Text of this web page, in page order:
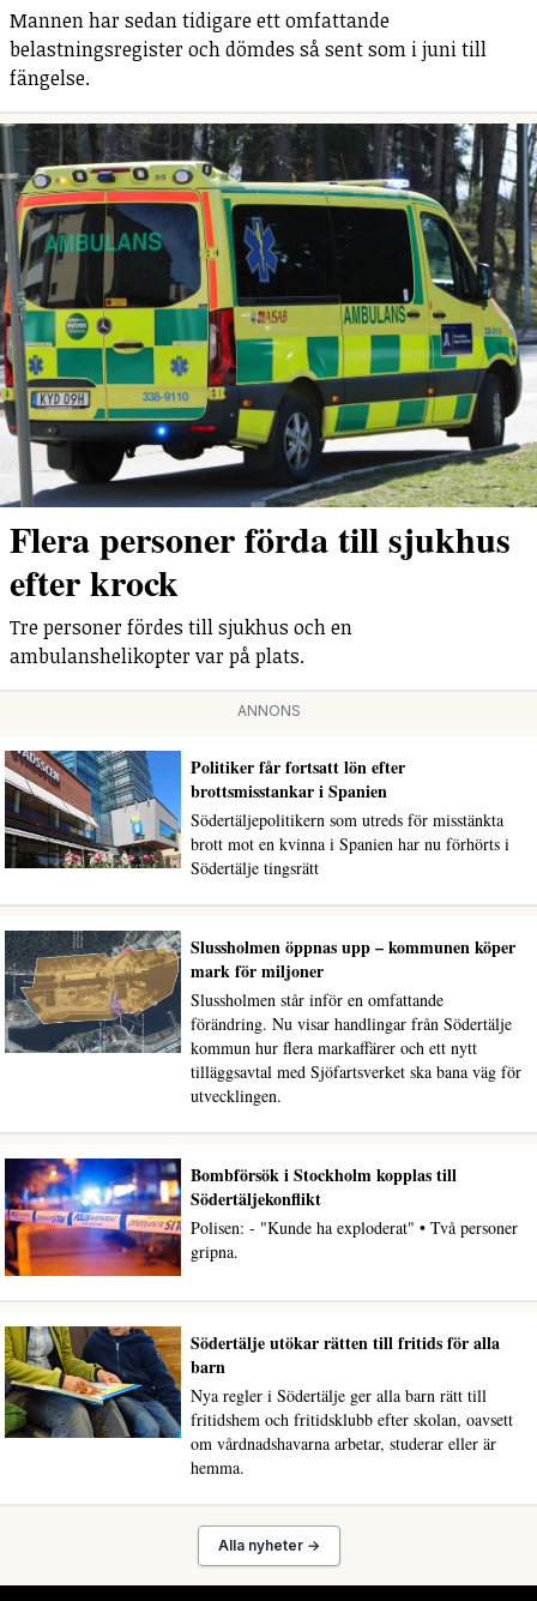
Mannen har sedan tidigare ett omfattande
belastningsregister och dömdes så sent som i juni till
fängelse.
Flera personer förda till sjukhus
efter krock
Tre personer fördes till sjukhus och en
ambulanshelikopter var på plats.
ANNONS
Politiker får fortsatt lön efter
brottsmisstankar i Spanien
Södertäljepolitikern som utreds för misstänkta
brott mot en kvinna i Spanien har nu förhörts i
Södertälje tingsrätt
Slussholmen öppnas upp – kommunen köper
mark för miljoner
Slussholmen står inför en omfattande
förändring. Nu visar handlingar från Södertälje
kommun hur flera markaffärer och ett nytt
tilläggsavtal med Sjöfartsverket ska bana väg för
utvecklingen.
Bombförsök i Stockholm kopplas till
Södertäljekonflikt
Polisen: - "Kunde ha exploderat" • Två personer
gripna.
Södertälje utökar rätten till fritids för alla
barn
Nya regler i Södertälje ger alla barn rätt till
fritidshem och fritidsklubb efter skolan, oavsett
om vårdnadshavarna arbetar, studerar eller är
hemma.
Alla nyheter →